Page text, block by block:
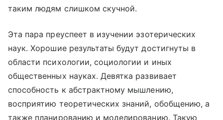
таким людям слишком скучной.
Эта пара преуспеет в изучении эзотерических
наук. Хорошие результаты будут достигнуты в
области психологии, социологии и иных
общественных науках. Девятка развивает
способность к абстрактному мышлению,
восприятию теоретических знаний, обобщению, а
также планированию и моделированию. Такую